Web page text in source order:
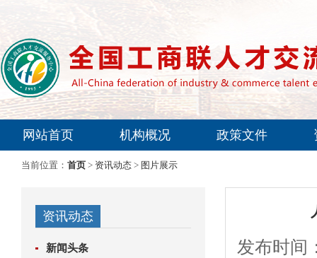
网站首页 机构概况 政策文件
专家委员会
当前位置： 首页 > 资讯动态 > 图片展示
资讯动态
新闻头条 发布时间